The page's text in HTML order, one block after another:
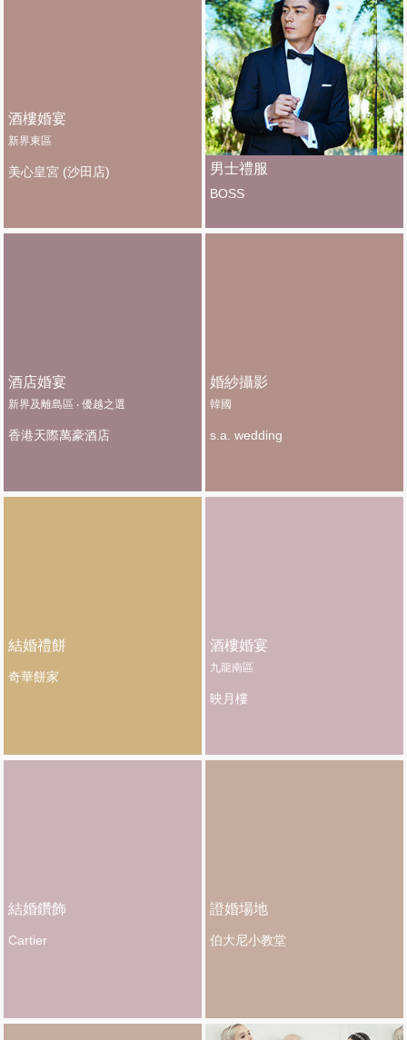
酒樓婚宴
新界東區
美心皇宮 (沙田店) 男士禮服
BOSS
酒店婚宴
新界及離島區 ‧ 優越之選
香港天際萬豪酒店
婚紗攝影
韓國
s.a. wedding
結婚禮餅
奇華餅家
酒樓婚宴
九龍南區
映月樓
結婚鑽飾
Cartier
證婚場地
伯大尼小教堂